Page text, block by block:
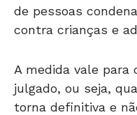
de pessoas
contra crianças e
A medida vale
julgado, ou seja,
torna definitiva e